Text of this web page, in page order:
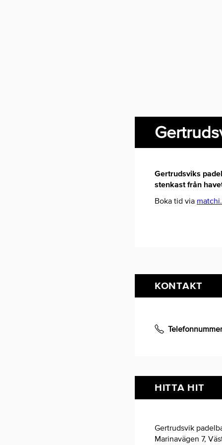
Gertrudsviks
stenkast från
Boka tid via
KONTAKT
HITTA HIT
Gertrudsvik
Marinavägen 7,